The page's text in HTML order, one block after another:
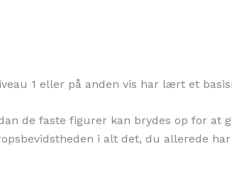
1 eller på anden vis har lært et
de faste figurer kan brydes op for at
i alt det, du allerede